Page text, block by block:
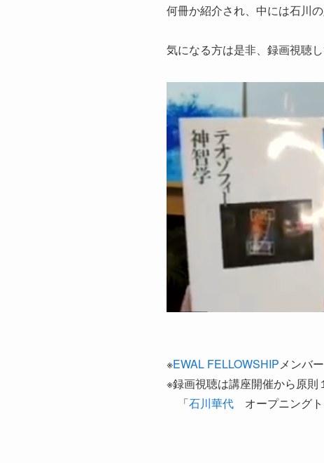
何冊か紹介され、中には石川
気になる方は是非、録画視聴し
※EWAL FELLOWSHIPメンバ
※録画視聴は講座開催から原則
「石川華代 オープニング